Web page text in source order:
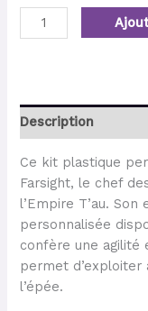
Description
Ce kit plastique
Farsight, le chef
l’Empire T’au.
personnalisée
confère une agilité
permet d’exploiter
l’épée.